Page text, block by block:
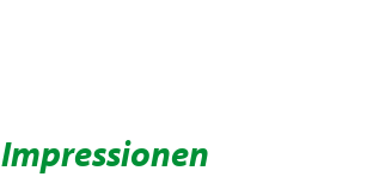
Impressionen